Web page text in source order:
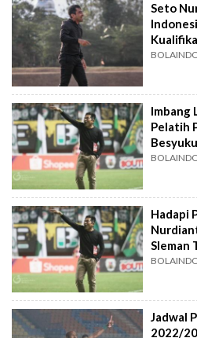
Seto
Imbang
Pelatih
Poin
Hadapi
Sleman
Jadwal
2022/